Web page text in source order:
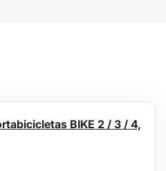
BIKE 2 / 3 / 4,